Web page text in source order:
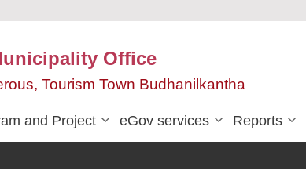
Office
Tourism Town Budhanilkantha
and Project eGov services Reports